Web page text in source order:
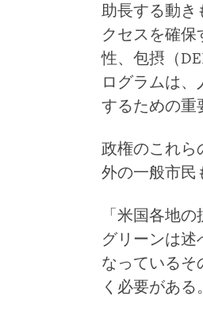
助長する動き
クセスを確
性、包摂（
ログラムは、
するための重
政権のこれら
外の一般市民
「米国各地
グリーンは述
なっているそ
く必要がある